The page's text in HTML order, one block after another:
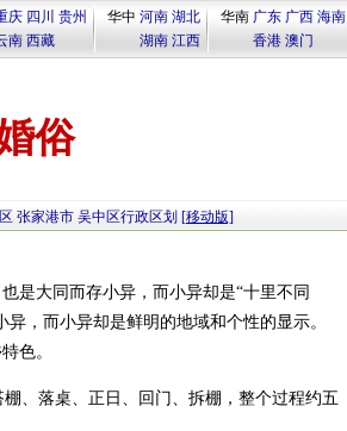
庆 四川 贵州
南 西藏
华中 河南 湖北
湖南 江西
华南 广东 广西 海南
香港 澳门
俗
张家港市 吴中区行政区划 [移动版]
是大同而存小异，而小异却是“十里不同
，而小异却是鲜明的地域和个性的显示。
色。
、落桌、正日、回门、拆棚，整个过程约五